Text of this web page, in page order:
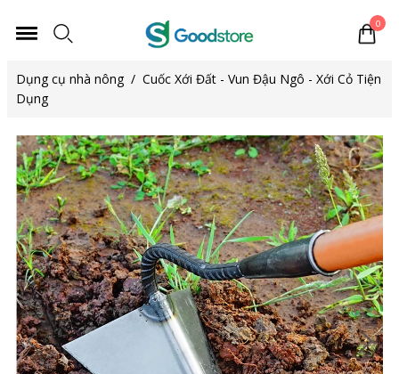
0
Dụng cụ nhà nông / Cuốc Xới Đất - Vun Đậu Ngô - Xới Cỏ Tiện
Dụng